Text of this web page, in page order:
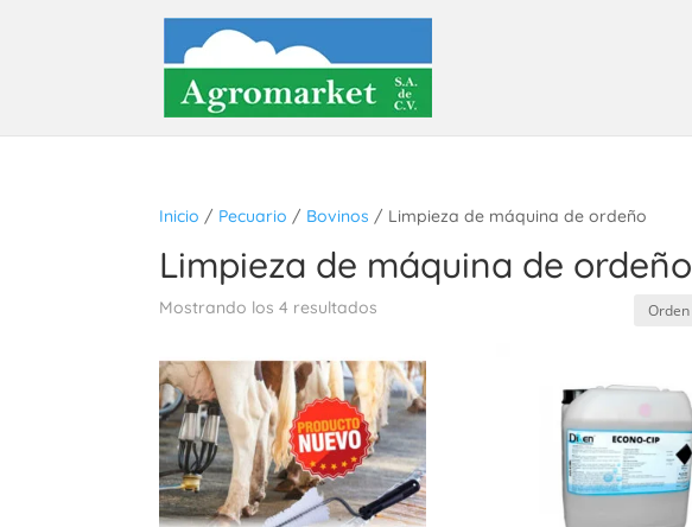
Inicio / Pecuario / Bovinos / Limpieza de máquina de ordeño
Limpieza de máquina de ordeño
Mostrando los 4 resultados